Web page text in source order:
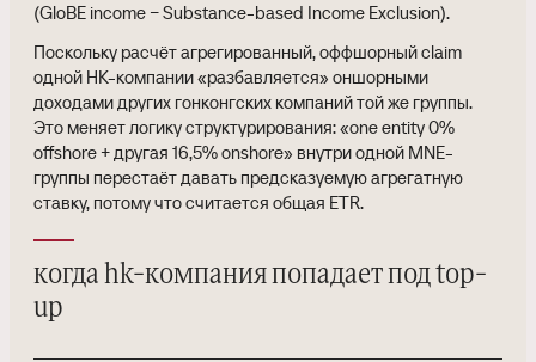
(GloBE income − Substance-based Income Exclusion).
Поскольку расчёт агрегированный, оффшорный claim
одной HK-компании «разбавляется» оншорными
доходами других гонконгских компаний той же группы.
Это меняет логику структурирования: «one entity 0%
offshore + другая 16,5% onshore» внутри одной MNE-
группы перестаёт давать предсказуемую агрегатную
ставку, потому что считается общая ETR.
когда hk-компания попадает под top-
up